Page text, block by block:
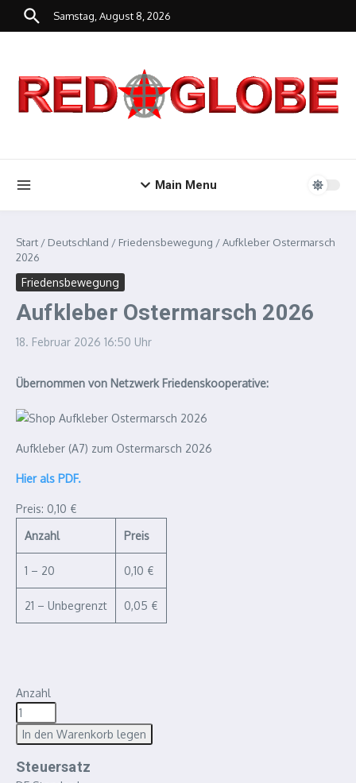
Zum Inhalt springen
Samstag, August 8, 2026
Main Menu
Start / Deutschland / Friedensbewegung /Aufkleber Ostermarsch
2026
Friedensbewegung
Aufkleber Ostermarsch 2026
18. Februar 2026 16:50 Uhr
Übernommen von Netzwerk Friedenskooperative:
Aufkleber (A7) zum Ostermarsch 2026
Hier als PDF.
Preis: 0,10 €
Anzahl
Preis
1 – 20 0,10 €
21 – Unbegrenzt 0,05 €
Anzahl
Steuersatz